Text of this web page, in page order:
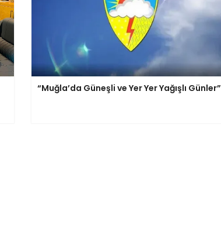
“Muğla’da Güneşli ve Yer Yer Yağışlı Günler”